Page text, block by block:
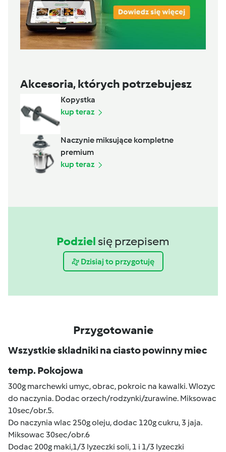
Akcesoria, których potrzebujesz
Kopystka
kup teraz
Naczynie miksujące kompletne
premium
kup teraz
Podziel się przepisem
Dzisiaj to przygotuję
Przygotowanie
Wszystkie skladniki na ciasto powinny miec
temp. Pokojowa
300g marchewki umyc, obrac, pokroic na kawalki. Wlozyc
do naczynia. Dodac orzech/rodzynki/zurawine. Miksowac
10sec/obr.5.
Do naczynia wlac 250g oleju, dodac 120g cukru, 3 jaja.
Miksowac 30sec/obr.6
Dodac 200g maki,1/3 lyzeczki soli, 1 i 1/3 lyzeczki